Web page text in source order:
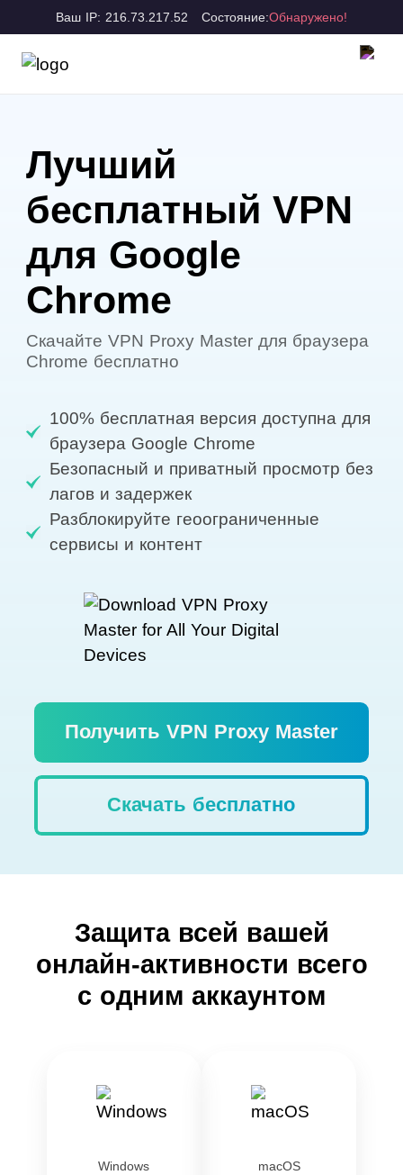
Ваш IP: 216.73.217.52 Состояние:Обнаружено!
Лучший
бесплатный VPN
для Google
Chrome
Скачайте VPN Proxy Master для браузера
Chrome бесплатно
100% бесплатная версия доступна для
браузера Google Chrome
Безопасный и приватный просмотр без
лагов и задержек
Разблокируйте геоограниченные
сервисы и контент
Получить VPN Proxy Master
Скачать бесплатно
Защита всей вашей
онлайн-активности всего
с одним аккаунтом
Windows macOS